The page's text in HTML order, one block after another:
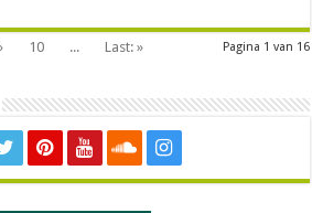
Pagina 1 van 16
10 ... Last: »